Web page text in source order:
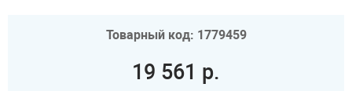
Товарный код: 1779459
19 561 р.